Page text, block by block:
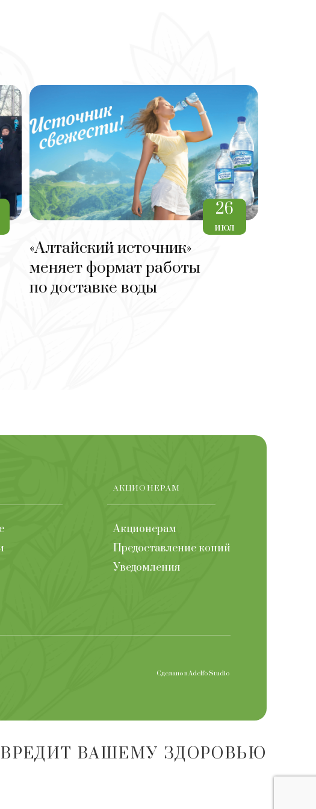
26
июл
«Алтайский источник»
меняет формат работы
по доставке воды
АКЦИОНЕРАМ
Акционерам
Предоставление копий
Уведомления
Сделано вAdelfo Studio
ВАШЕМУ ЗДОРОВЬЮ